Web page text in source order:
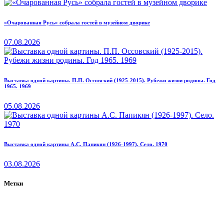
«Очарованная Русь» собрала гостей в музейном дворике
07.08.2026
Выставка одной картины. П.П. Оссовский (1925-2015). Рубежи жизни родины. Год
1965. 1969
05.08.2026
Выставка одной картины А.С. Папикян (1926-1997). Село. 1970
03.08.2026
Метки